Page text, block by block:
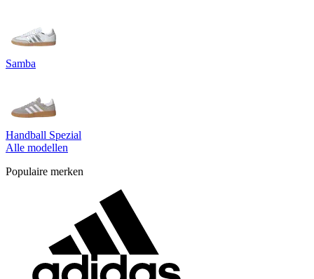
Samba
Handball Spezial
Alle modellen
Populaire merken